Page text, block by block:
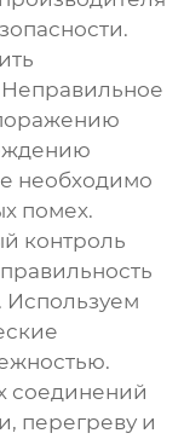
необходимо
помех.
контроль
Используем
соединений
перегреву и